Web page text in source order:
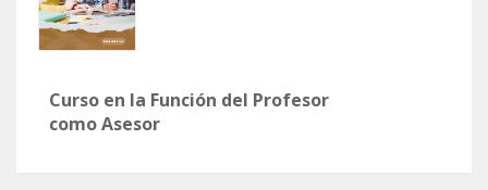
Curso en la Función del Profesor
como Asesor